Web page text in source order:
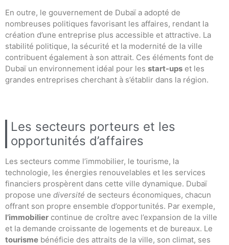
En outre, le gouvernement de Dubaï a adopté de
nombreuses politiques favorisant les affaires, rendant la
création d’une entreprise plus accessible et attractive. La
stabilité politique, la sécurité et la modernité de la ville
contribuent également à son attrait. Ces éléments font de
Dubaï un environnement idéal pour les start-ups et les
grandes entreprises cherchant à s’établir dans la région.
Les secteurs porteurs et les
opportunités d’affaires
Les secteurs comme l’immobilier, le tourisme, la
technologie, les énergies renouvelables et les services
financiers prospèrent dans cette ville dynamique. Dubaï
propose une diversité de secteurs économiques, chacun
offrant son propre ensemble d’opportunités. Par exemple,
l’immobilier continue de croître avec l’expansion de la ville
et la demande croissante de logements et de bureaux. Le
tourisme bénéficie des attraits de la ville, son climat, ses